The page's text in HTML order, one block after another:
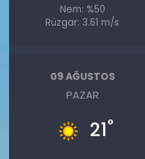
Nem: %50
Rüzgar: 3.61 m/s
09 AĞUSTOS
PAZAR
21°